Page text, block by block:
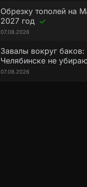
Обрезку тополей на
2027 год
07.08.2026
Завалы вокруг
Челябинске не
07.08.2026